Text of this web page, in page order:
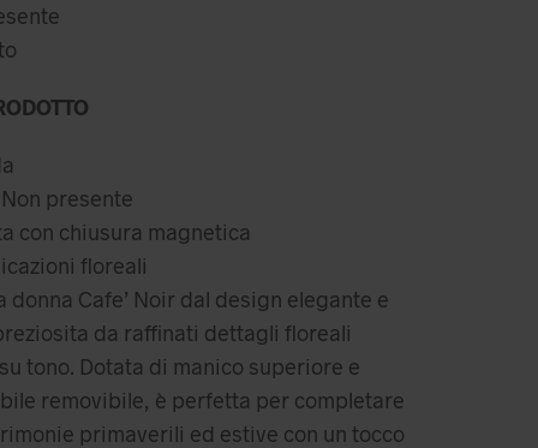
Non presente
con chiusura magnetica
floreali
donna Cafe’ Noir dal design elegante e
da raffinati dettagli floreali
tono. Dotata di manico superiore e
removibile, è perfetta per completare
primaverili ed estive con un tocco